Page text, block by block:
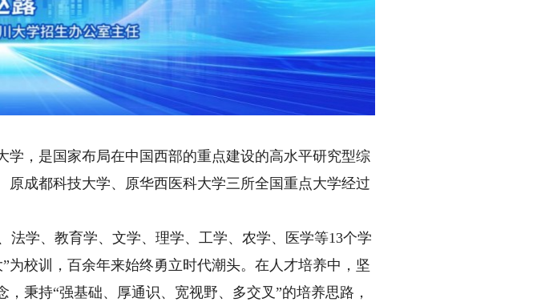
，是国家布局在中国西部的重点建设的高水平研究型综
成都科技大学、原华西医科大学三所全国重点大学经过
学、教育学、文学、理学、工学、农学、医学等13个学
为校训，百余年来始终勇立时代潮头。在人才培养中，坚
秉持“强基础、厚通识、宽视野、多交叉”的培养思路，